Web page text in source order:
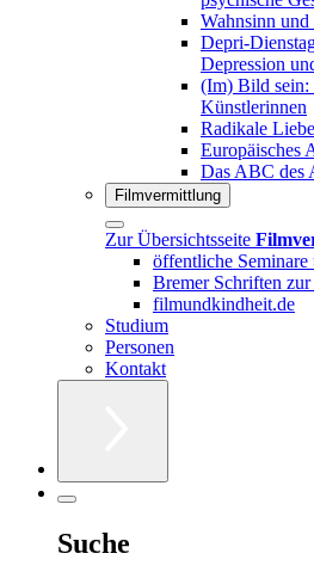
Wahnsinn
Depri-
Depression
(Im) Bild sein:
Künstlerinnen
Radikale
Europäisches
Das ABC des
Filmvermittlung
Zur Übersichtsseite
öffentliche Seminare
Bremer Schriften
filmundkindheit.de
Studium
Personen
Kontakt
Suche